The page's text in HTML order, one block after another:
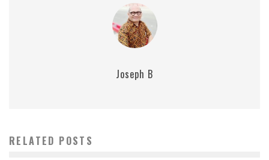
Joseph B
RELATED POSTS